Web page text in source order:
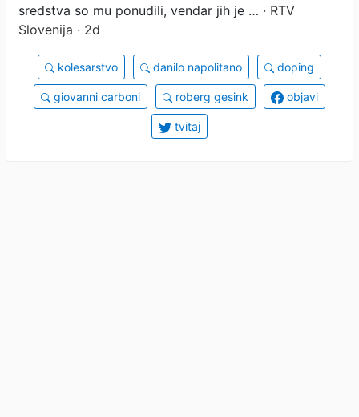
sredstva so mu ponudili, vendar jih je … · RTV
Slovenija · 2d
kolesarstvo danilo napolitano doping
giovanni carboni roberg gesink objavi
tvitaj